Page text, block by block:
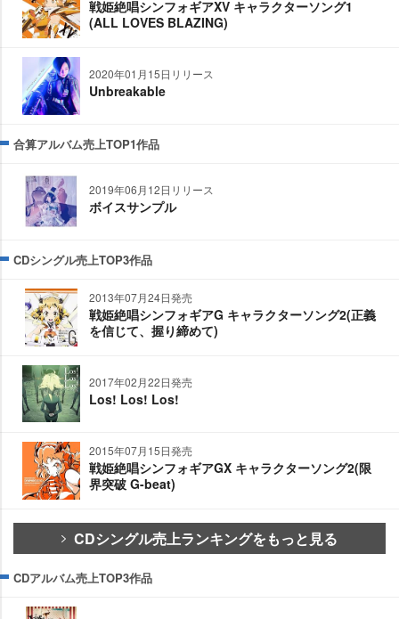
戦姫絶唱シンフォギアXV キャラクターソング1
(ALL LOVES BLAZING)
2020年01月15日リリース
Unbreakable
合算アルバム売上TOP1作品
2019年06月12日リリース
ボイスサンプル
CDシングル売上TOP3作品
2013年07月24日発売
戦姫絶唱シンフォギアG キャラクターソング2(正義
を信じて、握り締めて)
2017年02月22日発売
Los! Los! Los!
2015年07月15日発売
戦姫絶唱シンフォギアGX キャラクターソング2(限
界突破 G-beat)
CDシングル売上ランキングをもっと見る
CDアルバム売上TOP3作品